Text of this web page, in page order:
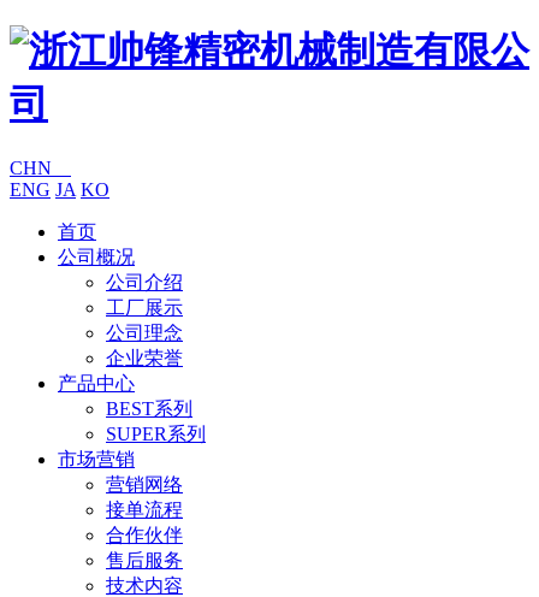
CHN
ENG JA KO
首页
公司概况
公司介绍
工厂展示
公司理念
企业荣誉
产品中心
BEST系列
SUPER系列
市场营销
营销网络
接单流程
合作伙伴
售后服务
技术内容